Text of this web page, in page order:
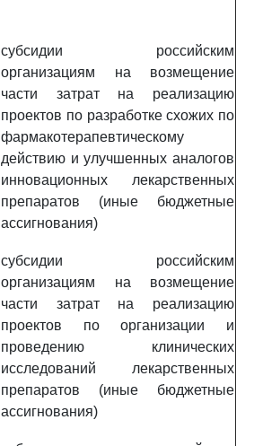
субсидии российским
организациям на возмещение
части затрат на реализацию
проектов по разработке схожих по
фармакотерапевтическому
действию и улучшенных аналогов
инновационных лекарственных
препаратов (иные бюджетные
ассигнования)
субсидии российским
организациям на возмещение
части затрат на реализацию
проектов по организации и
проведению клинических
исследований лекарственных
препаратов (иные бюджетные
ассигнования)